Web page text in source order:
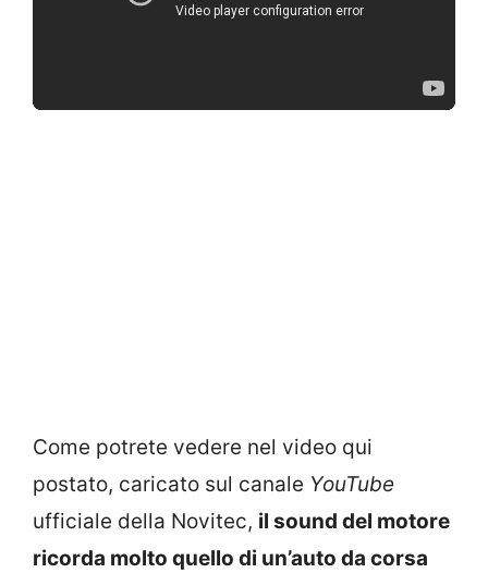
Come potrete vedere nel video qui
postato, caricato sul canale YouTube
ufficiale della Novitec, il sound del motore
ricorda molto quello di un’auto da corsa